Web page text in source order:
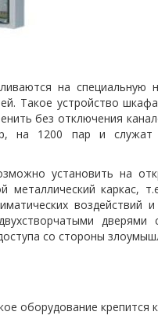
на специальную
Такое устройство
без отключения
на 1200 пар и
установить на
металлический каркас,
воздействий и
дверями
со стороны
оборудование крепится